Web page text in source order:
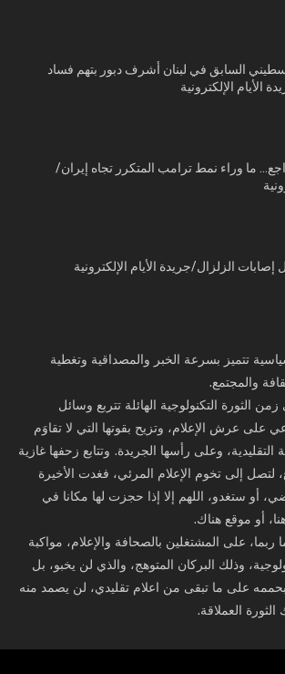
السابق في لبنان أشرف دبور بتهم فساد
الأيام الإلكترونية
ما وراء نمط ترامب المتكرر تجاه إيران/
الزلزال/جريدة الأيام الإلكترونية
تتميز بسرعة الخبر والمصداقية وتغطية
والمجتمع.
زمن الثورة التكنولوجية الهائلة تتربع وسائل
على عرش الإعلام، وتزيح بقوتها التي لا تقاوَم
التقليدية، وعلى رأسها الجريدة. وتتابع زحفها غازية
لتصل إلى تخوم الإعلام المرئي، فغدت الأخيرة
أو ستغدو، اللهم إلا إذا حجزت لها مكانا في
أو موقع هناك.
ربما، على المشتغلين بالصحافة والإعلام، مواكبة
وذلك البركان المتوهج، والذي لن يخبو، بل
على ما تبقى من اعلام تقليدي، لن يصمد منه
العملاقة.